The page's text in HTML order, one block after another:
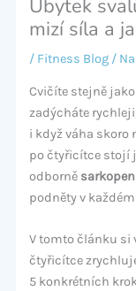
Úbytek
mizí síla a
/ Fitness Blog/
Cvičíte stejně
zadýcháte
i když váha skoro
po čtyřicítce stojí
odborně
podněty v
V tomto článku si
čtyřicítce
5 konkrétních